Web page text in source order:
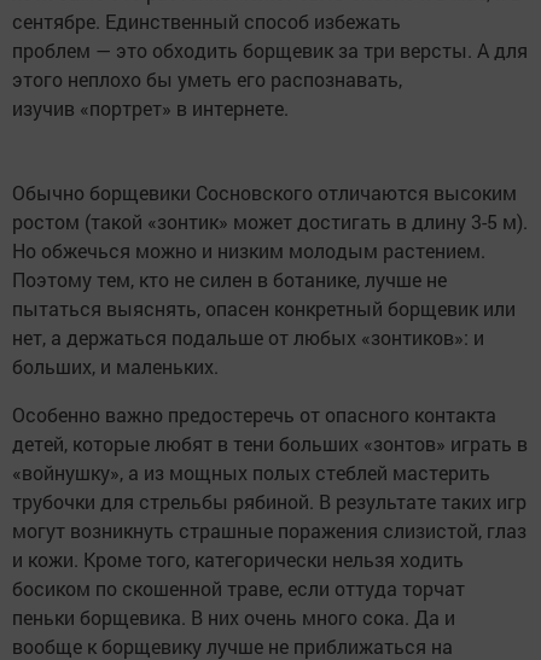
сентябре. Единственный способ избежать
проблем — это обходить борщевик за три версты. А для
этого неплохо бы уметь его распознавать,
изучив «портрет» в интернете.
Обычно борщевики Сосновского отличаются высоким
ростом (такой «зонтик» может достигать в длину 3-5 м).
Но обжечься можно и низким молодым растением.
Поэтому тем, кто не силен в ботанике, лучше не
пытаться выяснять, опасен конкретный борщевик или
нет, а держаться подальше от любых «зонтиков»: и
больших, и маленьких.
Особенно важно предостеречь от опасного контакта
детей, которые любят в тени больших «зонтов» играть в
«войнушку», а из мощных полых стеблей мастерить
трубочки для стрельбы рябиной. В результате таких игр
могут возникнуть страшные поражения слизистой, глаз
и кожи. Кроме того, категорически нельзя ходить
босиком по скошенной траве, если оттуда торчат
пеньки борщевика. В них очень много сока. Да и
вообще к борщевику лучше не приближаться на